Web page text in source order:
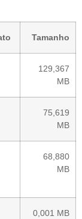
Tamanho
129,367
MB
75,619
MB
68,880
MB
0,001 MB